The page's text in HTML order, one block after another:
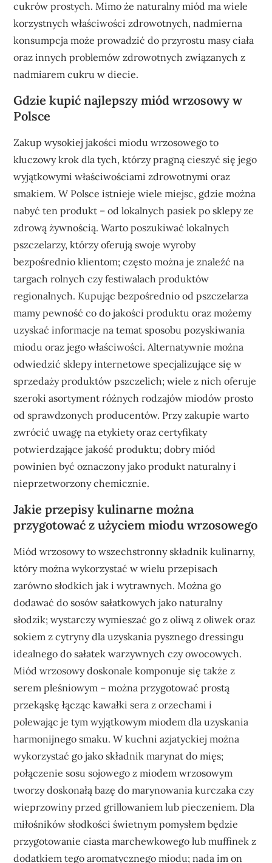
cukrów prostych. Mimo że naturalny miód ma wiele
korzystnych właściwości zdrowotnych, nadmierna
konsumpcja może prowadzić do przyrostu masy ciała
oraz innych problemów zdrowotnych związanych z
nadmiarem cukru w diecie.
Gdzie kupić najlepszy miód wrzosowy w
Polsce
Zakup wysokiej jakości miodu wrzosowego to
kluczowy krok dla tych, którzy pragną cieszyć się jego
wyjątkowymi właściwościami zdrowotnymi oraz
smakiem. W Polsce istnieje wiele miejsc, gdzie można
nabyć ten produkt – od lokalnych pasiek po sklepy ze
zdrową żywnością. Warto poszukiwać lokalnych
pszczelarzy, którzy oferują swoje wyroby
bezpośrednio klientom; często można je znaleźć na
targach rolnych czy festiwalach produktów
regionalnych. Kupując bezpośrednio od pszczelarza
mamy pewność co do jakości produktu oraz możemy
uzyskać informacje na temat sposobu pozyskiwania
miodu oraz jego właściwości. Alternatywnie można
odwiedzić sklepy internetowe specjalizujące się w
sprzedaży produktów pszczelich; wiele z nich oferuje
szeroki asortyment różnych rodzajów miodów prosto
od sprawdzonych producentów. Przy zakupie warto
zwrócić uwagę na etykiety oraz certyfikaty
potwierdzające jakość produktu; dobry miód
powinien być oznaczony jako produkt naturalny i
nieprzetworzony chemicznie.
Jakie przepisy kulinarne można
przygotować z użyciem miodu wrzosowego
Miód wrzosowy to wszechstronny składnik kulinarny,
który można wykorzystać w wielu przepisach
zarówno słodkich jak i wytrawnych. Można go
dodawać do sosów sałatkowych jako naturalny
słodzik; wystarczy wymieszać go z oliwą z oliwek oraz
sokiem z cytryny dla uzyskania pysznego dressingu
idealnego do sałatek warzywnych czy owocowych.
Miód wrzosowy doskonale komponuje się także z
serem pleśniowym – można przygotować prostą
przekąskę łącząc kawałki sera z orzechami i
polewając je tym wyjątkowym miodem dla uzyskania
harmonijnego smaku. W kuchni azjatyckiej można
wykorzystać go jako składnik marynat do mięs;
połączenie sosu sojowego z miodem wrzosowym
tworzy doskonałą bazę do marynowania kurczaka czy
wieprzowiny przed grillowaniem lub pieczeniem. Dla
miłośników słodkości świetnym pomysłem będzie
przygotowanie ciasta marchewkowego lub muffinek z
dodatkiem tego aromatycznego miodu; nada im on